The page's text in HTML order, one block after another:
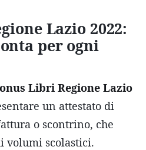
Lazio 2022:
per ogni
Libri Regione Lazio
un attestato di
o scontrino, che
volumi scolastici.